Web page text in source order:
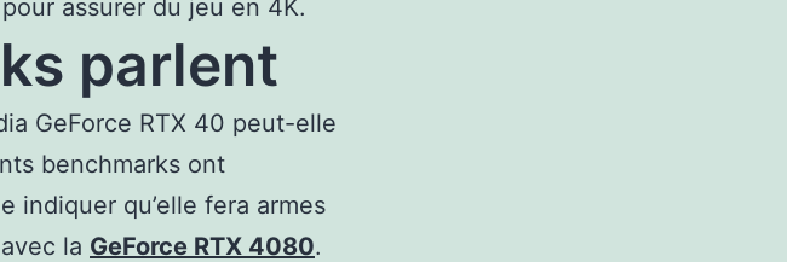
assurer du jeu en 4K.
parlent
GeForce RTX 40 peut-elle
benchmarks ont
indiquer qu’elle fera armes
la GeForce RTX 4080.